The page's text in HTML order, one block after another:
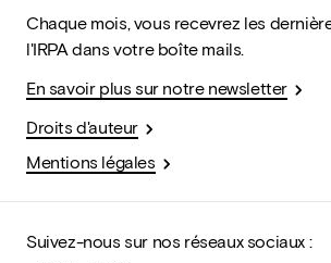
Chaque mois, vous recevrez les
l'IRPA dans votre boîte mails.
En savoir plus sur notre newsletter
Droits d'auteur
Mentions légales
Suivez-nous sur nos réseaux sociaux :